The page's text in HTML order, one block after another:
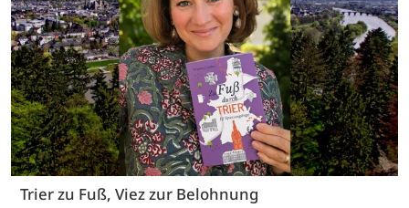
Trier zu Fuß, Viez zur Belohnung